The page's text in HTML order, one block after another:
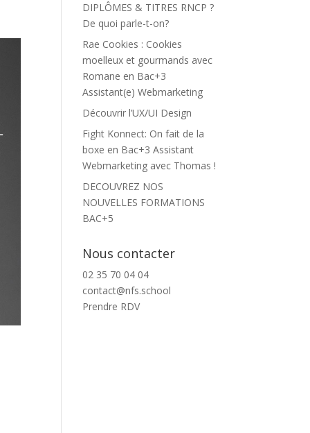
DIPLÔMES & TITRES RNCP ?
De quoi parle-t-on?
Rae Cookies : Cookies
moelleux et gourmands avec
Romane en Bac+3
Assistant(e) Webmarketing
Découvrir l’UX/UI Design
Fight Konnect: On fait de la
boxe en Bac+3 Assistant
Webmarketing avec Thomas !
DECOUVREZ NOS
NOUVELLES FORMATIONS
BAC+5
Nous contacter
02 35 70 04 04
contact@nfs.school
Prendre RDV